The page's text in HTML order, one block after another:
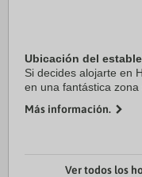
Ubicación del
Si decides alojarte en
en una fantástica zona
coche de Parque
Más información.
Ver todos los